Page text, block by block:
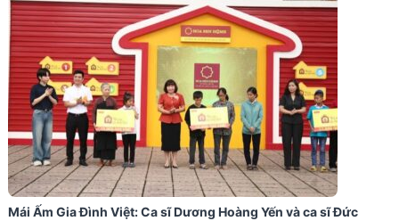
Mái Ấm Gia Đình Việt: Ca sĩ Dương Hoàng Yến và ca sĩ Đức